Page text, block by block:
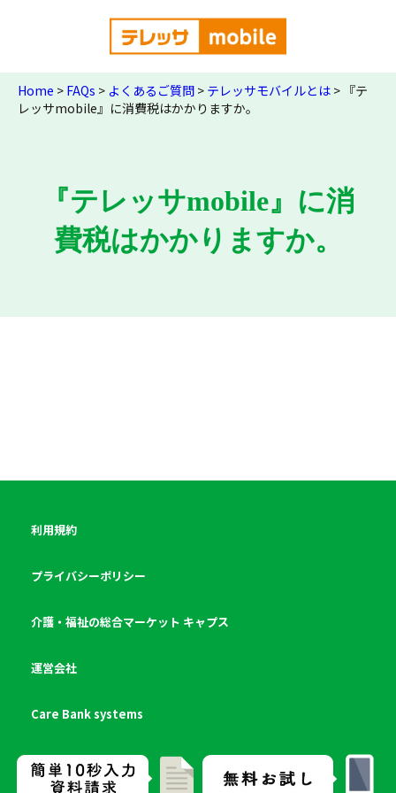
Home > FAQs > よくあるご質問 > テレッサモバイルとは > 『テ
レッサmobile』に消費税はかかりますか。
『テレッサmobile』に消
費税はかかりますか。
利用規約
プライバシーポリシー
介護・福祉の総合マーケット キャプス
運営会社
Care Bank systems